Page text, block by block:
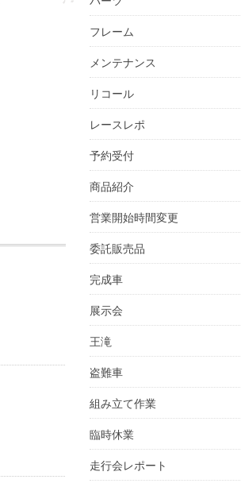
フレーム
メンテナンス
リコール
レースレポ
予約受付
商品紹介
営業開始時間変更
委託販売品
完成車
展示会
王滝
盗難車
組み立て作業
臨時休業
走行会レポート